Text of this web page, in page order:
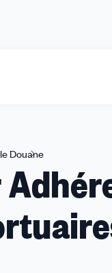
Douane
Adhérents
Douane
Unités